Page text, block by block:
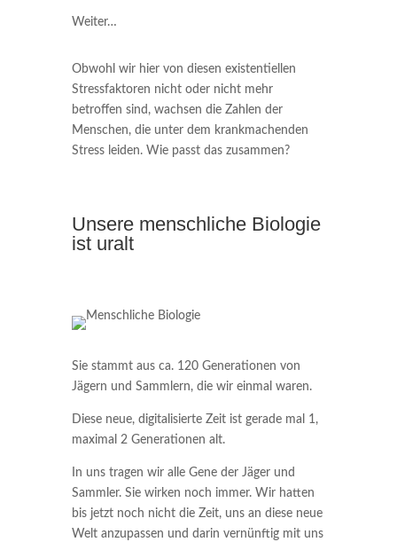
Weiter…
Obwohl wir hier von diesen existentiellen
Stressfaktoren nicht oder nicht mehr
betroffen sind, wachsen die Zahlen der
Menschen, die unter dem krankmachenden
Stress leiden. Wie passt das zusammen?
Unsere menschliche Biologie
ist uralt
Sie stammt aus ca. 120 Generationen von
Jägern und Sammlern, die wir einmal waren.
Diese neue, digitalisierte Zeit ist gerade mal 1,
maximal 2 Generationen alt.
In uns tragen wir alle Gene der Jäger und
Sammler. Sie wirken noch immer. Wir hatten
bis jetzt noch nicht die Zeit, uns an diese neue
Welt anzupassen und darin vernünftig mit uns